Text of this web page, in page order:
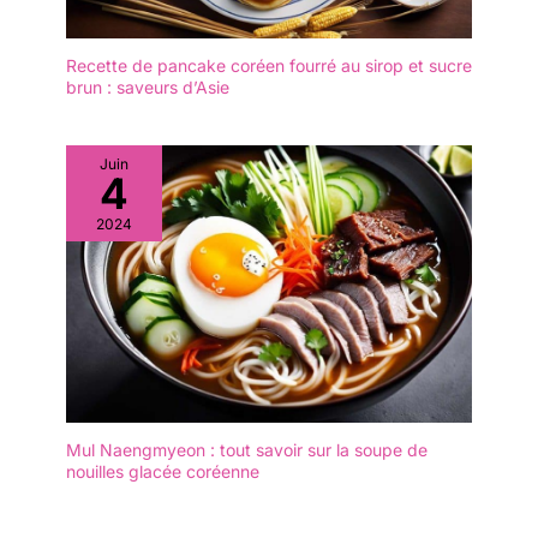
les tiges métalliques
réduit la sensation de
glissement. 【Passe au
et dans l'armoire de
stérilisation.Résolvez
complètement le
problème du nettoyage
après les repas, même le
lavage à la main ne
laissera pas de saleté et
de taches d'huile.Idéal
pour les baguettes
réutilisables. Si vous ne
voulez pas utiliser de
baguettes jetables, vous
pouvez les emmener au
Recette de pancake coréen fourré au sirop et sucre
brun : saveurs d’Asie
Juin
4
2024
Mul Naengmyeon : tout savoir sur la soupe de
nouilles glacée coréenne